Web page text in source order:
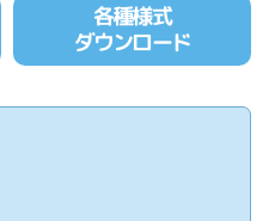
各種様式
ダウンロード